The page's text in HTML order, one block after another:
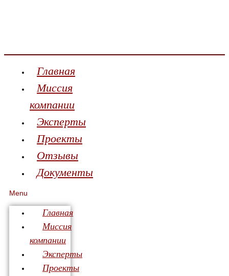
Главная
Миссия
компании
Эксперты
Проекты
Отзывы
Документы
Menu
Главная
Миссия
компании
Эксперты
Проекты